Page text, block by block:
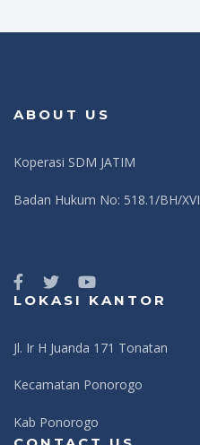
ABOUT US
Koperasi SDM JATIM
Badan Hukum No: 518.1/BH/
LOKASI KANTOR
Jl. Ir H Juanda 171 Tonatan
Kecamatan Ponorogo
Kab Ponorogo